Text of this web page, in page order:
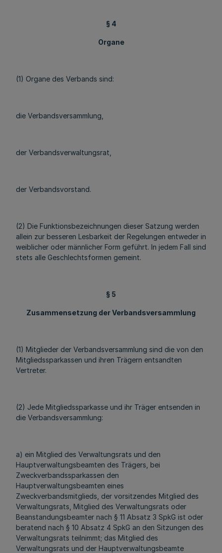
§ 4
Organe
(1) Organe des Verbands sind:
die Verbandsversammlung,
der Verbandsverwaltungsrat,
der Verbandsvorstand.
(2) Die Funktionsbezeichnungen dieser Satzung werden
allein zur besseren Lesbarkeit der Regelungen entweder in
weiblicher oder männlicher Form geführt. In jedem Fall sind
stets alle Geschlechtsformen gemeint.
§ 5
Zusammensetzung der Verbandsversammlung
(1) Mitglieder der Verbandsversammlung sind die von den
Mitgliedssparkassen und ihren Trägern entsandten
Vertreter.
(2) Jede Mitgliedssparkasse und ihr Träger entsenden in
die Verbandsversammlung:
a) ein Mitglied des Verwaltungsrats und den
Hauptverwaltungsbeamten des Trägers, bei
Zweckverbandssparkassen den
Hauptverwaltungsbeamten eines
Zweckverbandsmitglieds, der vorsitzendes Mitglied des
Verwaltungsrats, Mitglied des Verwaltungsrats oder
Beanstandungsbeamter nach § 11 Absatz 3 SpkG ist oder
beratend nach § 10 Absatz 4 SpkG an den Sitzungen des
Verwaltungsrats teilnimmt; das Mitglied des
Verwaltungsrats und der Hauptverwaltungsbeamte